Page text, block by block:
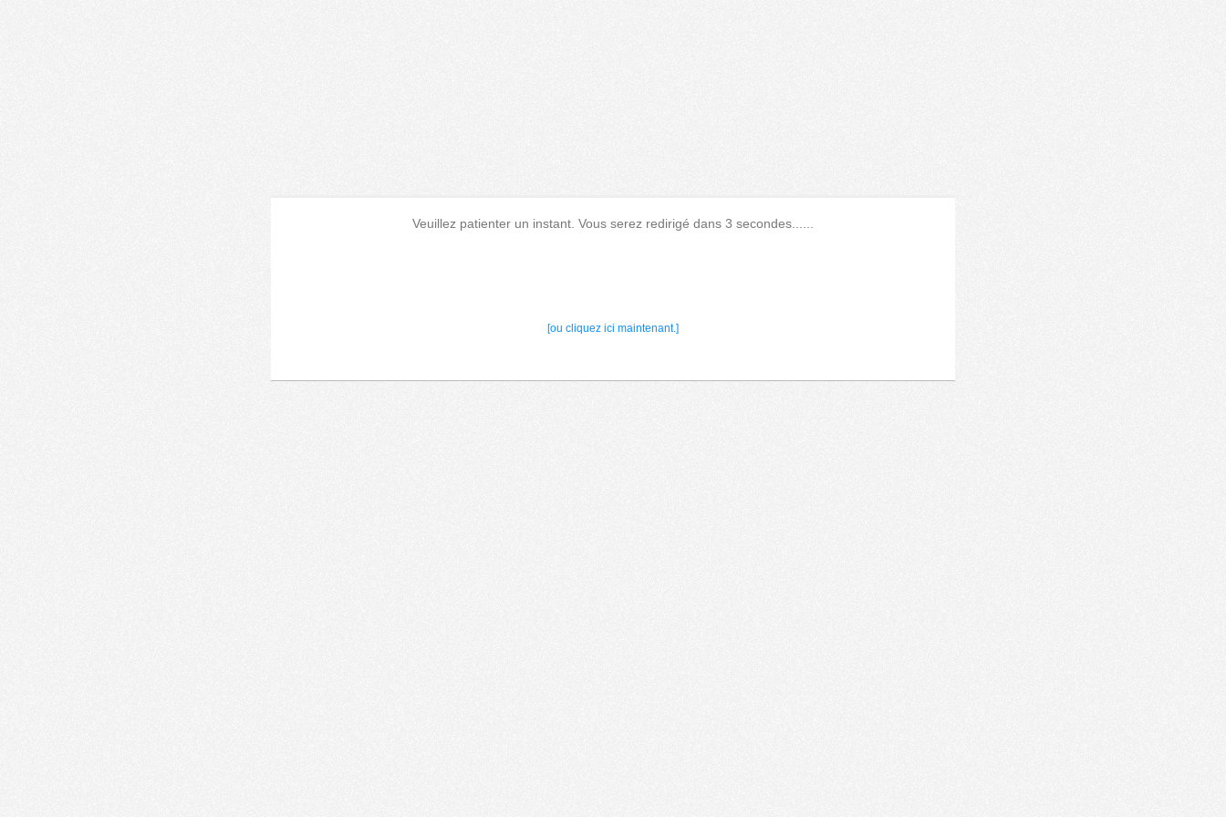
Veuillez patienter un instant. Vous serez redirigé dans 3 secondes......
[ou cliquez ici maintenant.]